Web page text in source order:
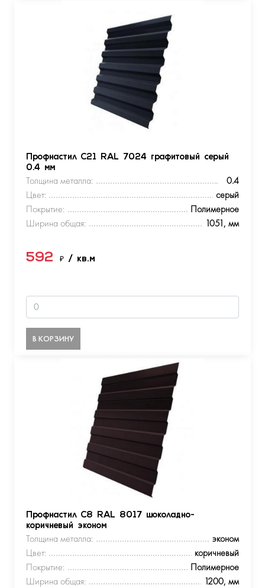
Профнастил С21 RAL 7024 графитовый серый
0.4 мм
Толщина металла:
0.4
Цвет:
серый
Покрытие:
Полимерное
Ширина общая:
1051, мм
592 ₽ / кв.м
В КОРЗИНУ
Профнастил С8 RAL 8017 шоколадно-
коричневый эконом
Толщина металла:
эконом
Цвет:
коричневый
Покрытие:
Полимерное
Ширина общая:
1200, мм